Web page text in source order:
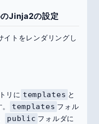
Jinja2の設定
トをレンダリングし
リに templates と
templates フォル
public フォルダに